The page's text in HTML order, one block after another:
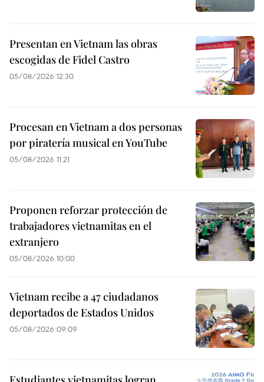
Presentan en Vietnam las obras
escogidas de Fidel Castro
05/08/2026 12:30
Procesan en Vietnam a dos personas
por piratería musical en YouTube
05/08/2026 11:21
Proponen reforzar protección de
trabajadores vietnamitas en el
extranjero
05/08/2026 10:00
Vietnam recibe a 47 ciudadanos
deportados de Estados Unidos
05/08/2026 09:09